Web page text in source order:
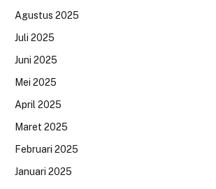
Agustus 2025
Juli 2025
Juni 2025
Mei 2025
April 2025
Maret 2025
Februari 2025
Januari 2025